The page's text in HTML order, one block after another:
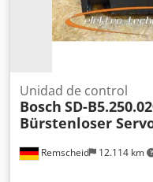
Remscheid 12.114 km
Unidad de control
Bosch SD-
Bürstenloser